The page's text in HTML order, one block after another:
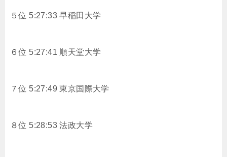
５位 5:27:33 早稲田大学
６位 5:27:41 順天堂大学
７位 5:27:49 東京国際大学
８位 5:28:53 法政大学